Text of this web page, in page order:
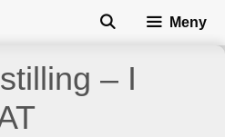
Meny
– I